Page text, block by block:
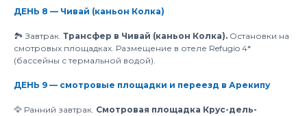
ДЕНЬ 8 — Чивай (каньон Колка)
🏞️ Завтрак. Трансфер в Чивай (каньон Колка). Остановки на
смотровых площадках. Размещение в отеле Refugio 4*
(бассейны с термальной водой).
ДЕНЬ 9 — смотровые площадки и переезд в Арекипу
🦅 Ранний завтрак. Смотровая площадка Крус-дель-